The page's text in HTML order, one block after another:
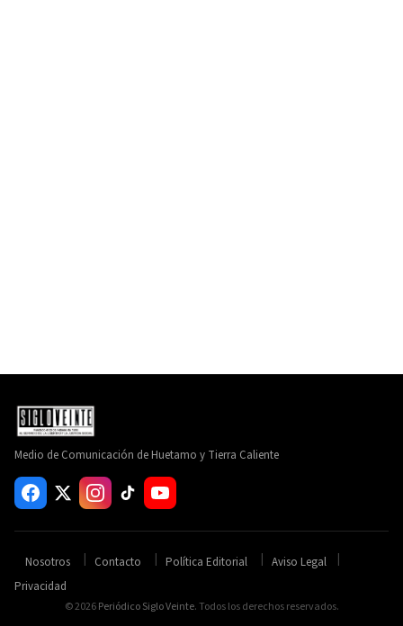
Medio de Comunicación de Huetamo y Tierra Caliente
Nosotros Contacto Política Editorial
Aviso Legal
Privacidad
© 2026Periódico Siglo Veinte. Todos los derechos reservados.